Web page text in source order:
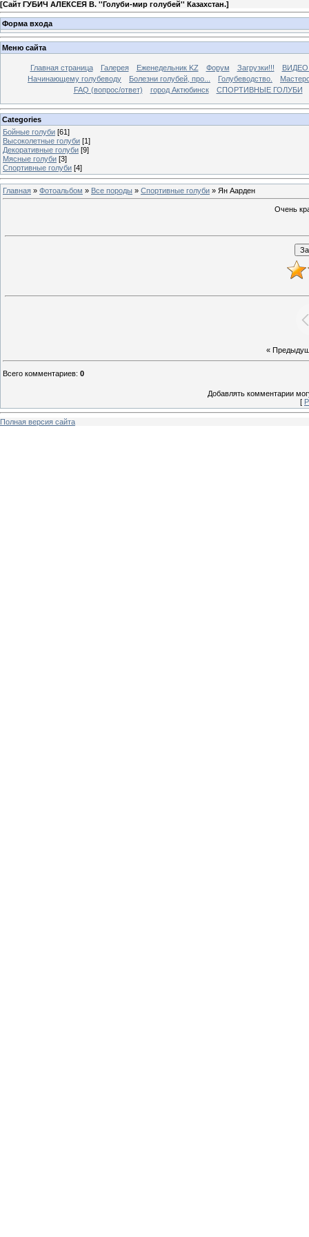
[Сайт ГУБИЧ АЛЕКСЕЯ В. ''Голуби-мир голубей'' Казахстан.]
Форма входа
Меню сайта
Главная страница Галерея Еженедельник KZ Форум Загрузки!!!
Начинающему голубеводу
Болезни голубей, про... Голубеводство.
FAQ (вопрос/ответ)
город Актюбинск СПОРТИВНЫЕ ГОЛУБИ
Categories
Бойные голуби [61]
Высоколетные голуби [1]
Декоративные голуби [9]
Мясные голуби [3]
Спортивные голуби [4]
Главная » Фотоальбом » Все породы » Спортивные голуби » Ян Аарден
Очень
«
Всего комментариев: 0
Добавлять комментарии
[
Полная версия сайта